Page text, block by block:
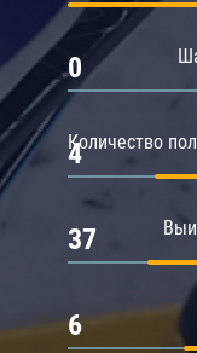
0
Количество
4
37
6